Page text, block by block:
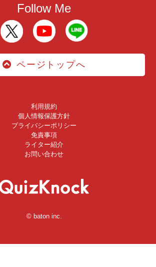
Follow Me
ページトップへ
利用規約
個人情報保護方針
プライバシーポリシー
免責事項
ライター紹介
お問い合わせ
© baton inc.